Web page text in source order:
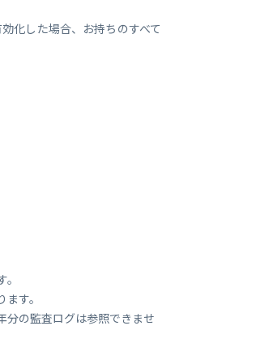
化した場合、お持ちのすべて
す。
分の監査ログは参照できませ